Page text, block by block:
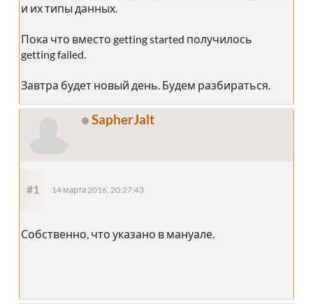
и их типы данных.
Пока что вместо getting started получилось
getting failed.
Завтра будет новый день. Будем разбираться.
SapherJalt
#1 14 марта 2016, 20:27:43
Собственно, что указано в мануале.